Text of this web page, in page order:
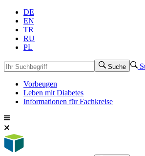
DE
EN
TR
RU
PL
Suche
Vorbeugen
Leben mit Diabetes
Informationen für Fachkreise